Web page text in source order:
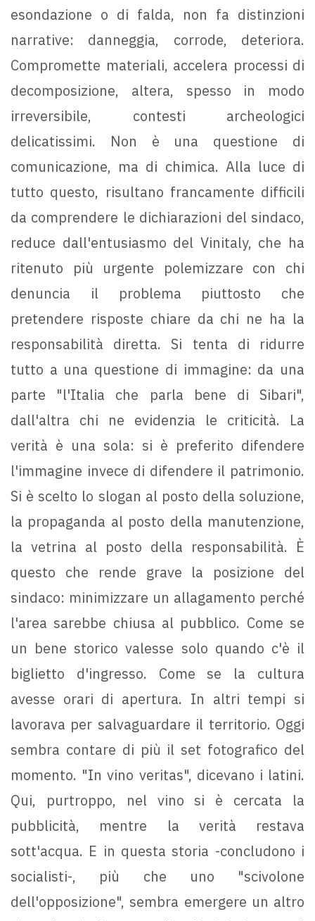
esondazione o di falda, non fa distinzioni
narrative: danneggia, corrode, deteriora.
Compromette materiali, accelera processi di
decomposizione, altera, spesso in modo
irreversibile, contesti archeologici
delicatissimi. Non è una questione di
comunicazione, ma di chimica. Alla luce di
tutto questo, risultano francamente difficili
da comprendere le dichiarazioni del sindaco,
reduce dall'entusiasmo del Vinitaly, che ha
ritenuto più urgente polemizzare con chi
denuncia il problema piuttosto che
pretendere risposte chiare da chi ne ha la
responsabilità diretta. Si tenta di ridurre
tutto a una questione di immagine: da una
parte "l'Italia che parla bene di Sibari",
dall'altra chi ne evidenzia le criticità. La
verità è una sola: si è preferito difendere
l'immagine invece di difendere il patrimonio.
Si è scelto lo slogan al posto della soluzione,
la propaganda al posto della manutenzione,
la vetrina al posto della responsabilità. È
questo che rende grave la posizione del
sindaco: minimizzare un allagamento perché
l'area sarebbe chiusa al pubblico. Come se
un bene storico valesse solo quando c'è il
biglietto d'ingresso. Come se la cultura
avesse orari di apertura. In altri tempi si
lavorava per salvaguardare il territorio. Oggi
sembra contare di più il set fotografico del
momento. "In vino veritas", dicevano i latini.
Qui, purtroppo, nel vino si è cercata la
pubblicità, mentre la verità restava
sott'acqua. E in questa storia -concludono i
socialisti-, più che uno "scivolone
dell'opposizione", sembra emergere un altro